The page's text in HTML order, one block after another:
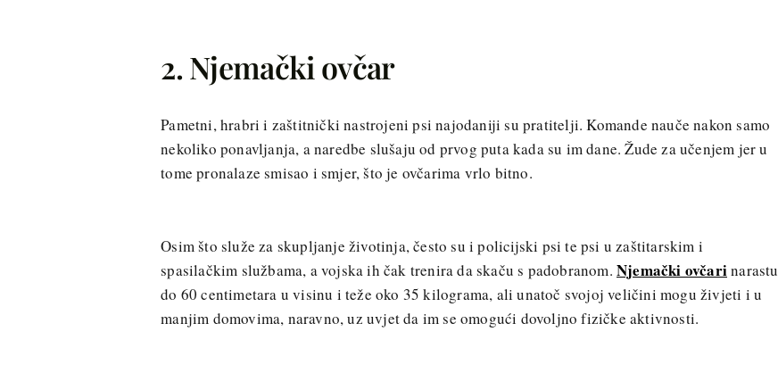
2. Njemački ovčar
Pametni, hrabri i zaštitnički nastrojeni psi najodaniji su pratitelji. Komande nauče nakon samo
nekoliko ponavljanja, a naredbe slušaju od prvog puta kada su im dane. Žude za učenjem jer u
tome pronalaze smisao i smjer, što je ovčarima vrlo bitno.
Osim što služe za skupljanje životinja, često su i policijski psi te psi u zaštitarskim i
spasilačkim službama, a vojska ih čak trenira da skaču s padobranom. Njemački ovčarinarastu
do 60 centimetara u visinu i teže oko 35 kilograma, ali unatoč svojoj veličini mogu živjeti i u
manjim domovima, naravno, uz uvjet da im se omogući dovoljno fizičke aktivnosti.